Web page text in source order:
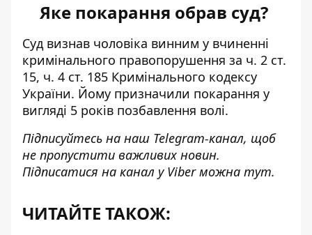
Яке покарання обрав суд?
Суд визнав чоловіка винним у вчиненні
кримінального правопорушення за ч. 2 ст.
15, ч. 4 ст. 185 Кримінального кодексу
України. Йому призначили покарання у
вигляді 5 років позбавлення волі.
Підписуйтесь на наш Telegram-канал, щоб
не пропустити важливих новин.
Підписатися на канал у Viber можна тут.
ЧИТАЙТЕ ТАКОЖ: